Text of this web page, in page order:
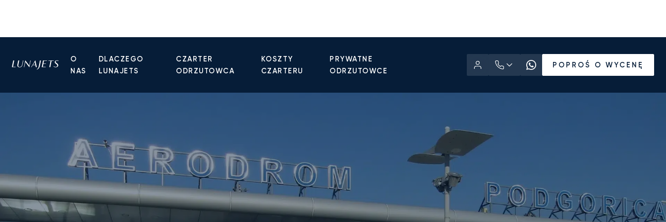
O
NAS
DLACZEGO
LUNAJETS
CZARTER
ODRZUTOWCA
KOSZTY
CZARTERU
PRYWATNE
ODRZUTOWCE
POPROŚ O WYCENĘ